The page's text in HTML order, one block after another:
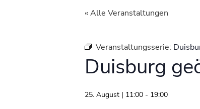
« Alle Veranstaltungen
Veranstaltungsserie:
Duisburg
25. August | 11:00 - 19:00